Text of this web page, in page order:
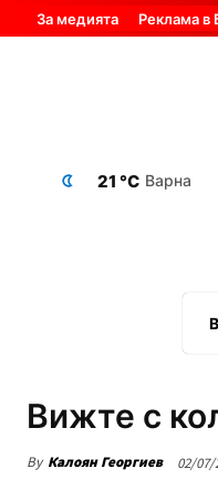
За медията Реклама в
21 °C Варна
Вижте с
By Калоян Георгиев 02/07/